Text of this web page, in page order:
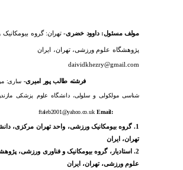
مولف مسئول:داوود خضری-تهران:گروه بیومکانیک و
پژوهشگاه علوم ورزشی، تهران، ایران
daividkhezry@gmail.com
فرشته طالب پور امیری-ساری:
شناسی مولکولی و سلولی، دانشگاه علوم پزشکی
Email:
ftaleb2001@yahoo.co.uk
گروه بیومکانیک ورزشی، واحد تهران مرکزی،
تهران، ایران
2. استادیار، گروه بیومکانیک و فناوری ورزشی،
علوم ورزشی، تهران، ایران